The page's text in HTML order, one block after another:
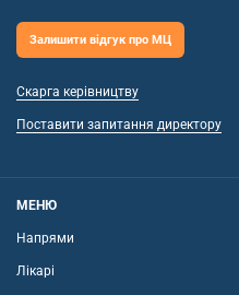
Залишити відгук про МЦ
Скарга керівництву
Поставити запитання директору
МЕНЮ
Напрями
Лікарі